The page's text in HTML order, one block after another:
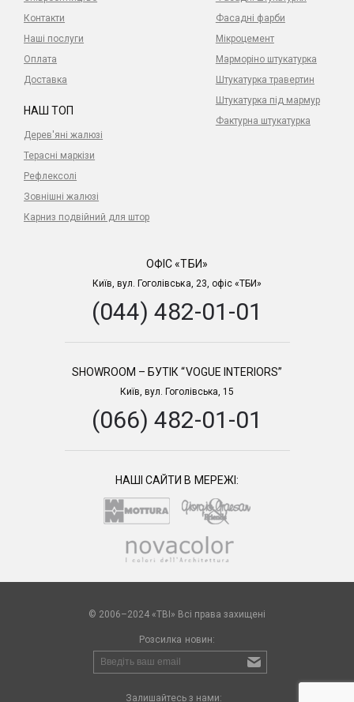
Контакти
Наші послуги
Оплата
Доставка
Фасадні фарби
Мікроцемент
Марморіно штукатурка
Штукатурка травертин
Штукатурка під мармур
Фактурна штукатурка
НАШ ТОП
Дерев'яні жалюзі
Терасні маркізи
Рефлексолі
Зовнішні жалюзі
Карниз подвійний для штор
ОФІС «ТБИ»
Київ, вул. Гоголівська, 23, офіс «ТБИ»
(044) 482-01-01
SHOWROOM – БУТІК “VOGUE INTERIORS”
Київ, вул. Гоголівська, 15
(066) 482-01-01
НАШІ САЙТИ В МЕРЕЖІ:
© 2006–2024 «TBI» Всі права захищені
Розсилка новин:
Залишайтесь з нами: